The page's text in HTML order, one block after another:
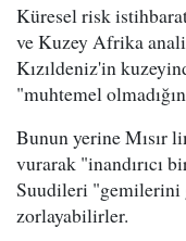
Küresel risk
ve Kuzey Afrika
Kızıldeniz'in
"muhtemel
Bunun yerine Mısır
vurarak "inandırıcı
Suudileri "gemilerini
zorlayabilirler.